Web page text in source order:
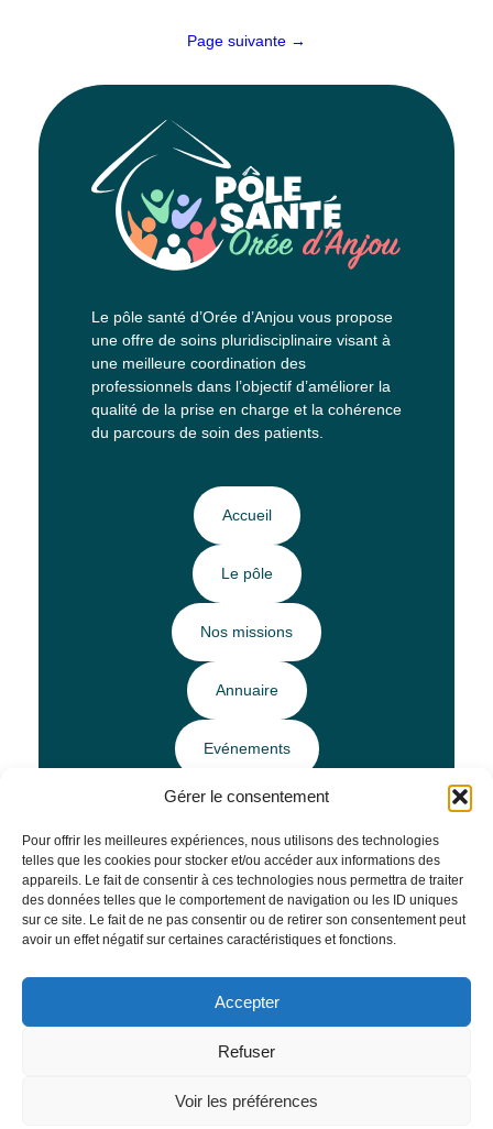
Gérer le consentement
Pour offrir les meilleures expériences, nous utilisons des technologies
telles que les cookies pour stocker et/ou accéder aux informations des
appareils. Le fait de consentir à ces technologies nous permettra de traiter
des données telles que le comportement de navigation ou les ID uniques
sur ce site. Le fait de ne pas consentir ou de retirer son consentement peut
avoir un effet négatif sur certaines caractéristiques et fonctions.
Accepter
Refuser
Voir les préférences
Page suivante →
Le pôle santé d’Orée d’Anjou vous propose
une offre de soins pluridisciplinaire visant à
une meilleure coordination des
professionnels dans l’objectif d’améliorer la
qualité de la prise en charge et la cohérence
du parcours de soin des patients.
Accueil
Le pôle
Nos missions
Annuaire
Evénements
Ressources
Horaires et Infos pratiques
Mentions légales–Politique de confidentialité
Site réalisé parAgence Tool
EcoIndex : B à C